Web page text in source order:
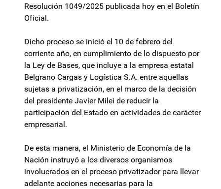
Resolución 1049/2025 publicada hoy en el Boletín
Oficial.
Dicho proceso se inició el 10 de febrero del
corriente año, en cumplimiento de lo dispuesto por
la Ley de Bases, que incluye a la empresa estatal
Belgrano Cargas y Logística S.A. entre aquellas
sujetas a privatización, en el marco de la decisión
del presidente Javier Milei de reducir la
participación del Estado en actividades de carácter
empresarial.
De esta manera, el Ministerio de Economía de la
Nación instruyó a los diversos organismos
involucrados en el proceso privatizador para llevar
adelante acciones necesarias para la